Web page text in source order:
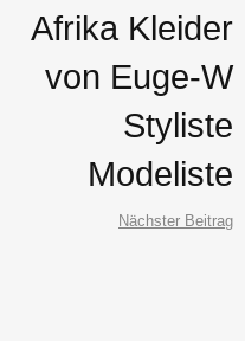
Afrika Kleider
von Euge-W
Styliste
Modeliste
Nächster Beitrag